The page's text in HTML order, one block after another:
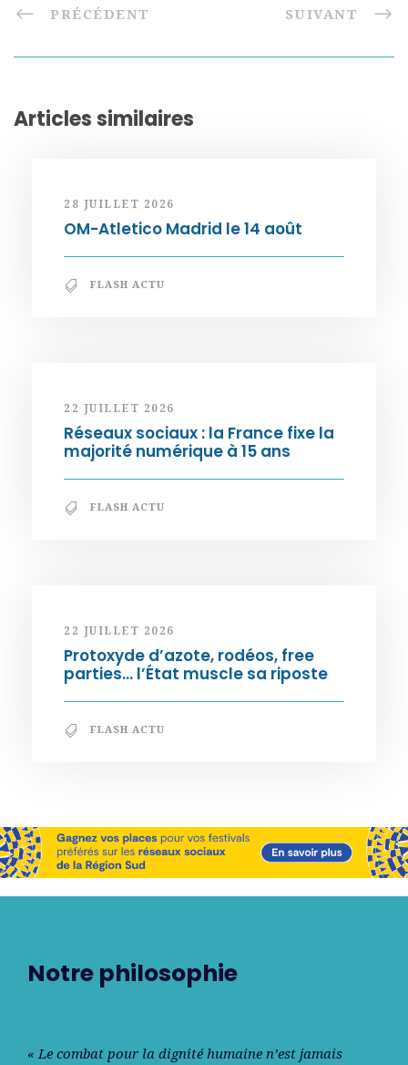
PRÉCÉDENT SUIVANT
Articles similaires
28 JUILLET 2026
OM-Atletico Madrid le 14 août
FLASH ACTU
22 JUILLET 2026
Réseaux sociaux : la France fixe la
majorité numérique à 15 ans
FLASH ACTU
22 JUILLET 2026
Protoxyde d’azote, rodéos, free
parties… l’État muscle sa riposte
FLASH ACTU
Notre philosophie
« Le combat pour la dignité humaine n’est jamais